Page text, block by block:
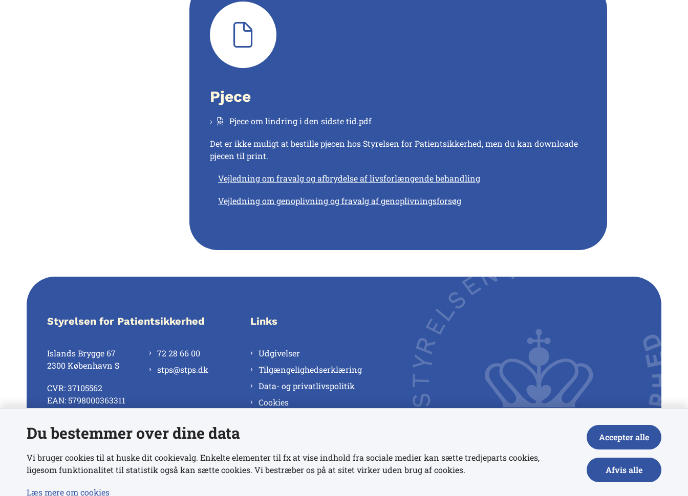
Pjece
Pjece om lindring i den sidste tid.pdf
Det er ikke muligt at bestille pjecen hos Styrelsen for Patientsikkerhed, men du kan downloade
pjecen til print.
Vejledning om fravalg og afbrydelse af livsforlængende behandling
Vejledning om genoplivning og fravalg af genoplivningsforsøg
Styrelsen for Patientsikkerhed
Islands Brygge 67
2300 København S
CVR: 37105562
EAN: 5798000363311
72 28 66 00
stps@stps.dk
Se alle kontaktnumre
Links
Udgivelser
Tilgængelighedserklæring
Data- og privatlivspolitik
Cookies
Du bestemmer over dine data
Vi bruger cookies til at huske dit cookievalg. Enkelte elementer til fx at vise indhold fra sociale medier kan sætte tredjeparts cookies,
ligesom funktionalitet til statistik også kan sætte cookies. Vi bestræber os på at sitet virker uden brug af cookies.
Læs mere om cookies
Accepter alle
Afvis alle